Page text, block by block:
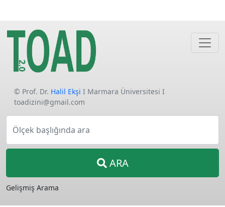
© Prof. Dr. Halil Ekşi I Marmara Üniversitesi I
toadizini@gmail.com
Ölçek başlığında ara
ARA
Gelişmiş Arama